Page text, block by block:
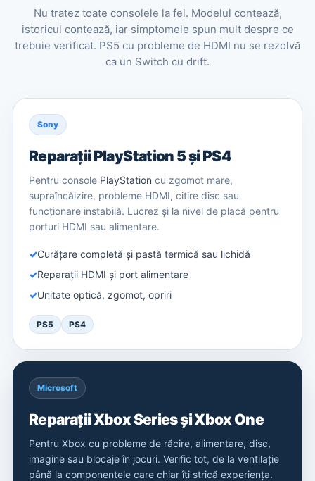
Nu tratez toate consolele la fel. Modelul contează,
istoricul contează, iar simptomele spun mult despre ce
trebuie verificat. PS5 cu probleme de HDMI nu se rezolvă
ca un Switch cu drift.
Sony
Reparații PlayStation 5 și PS4
Pentru console PlayStation cu zgomot mare,
supraîncălzire, probleme HDMI, citire disc sau
funcționare instabilă. Lucrez și la nivel de placă pentru
porturi HDMI sau alimentare.
Curățare completă și pastă termică sau lichidă
Reparații HDMI și port alimentare
Unitate optică, zgomot, opriri
PS5 PS4
Microsoft
Reparații Xbox Series și Xbox One
Pentru Xbox cu probleme de răcire, alimentare, disc,
imagine sau blocaje în jocuri. Verific tot, de la ventilație
până la componentele care chiar îți strică experiența.